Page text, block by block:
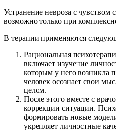
Устранение невроза с
возможно только при
В терапии применяются
Рациональная
включает изучение
которым у него возникла
человек осознает свои
целом.
После этого вместе с
коррекции ситуации.
формировать новые
укрепляет личностные